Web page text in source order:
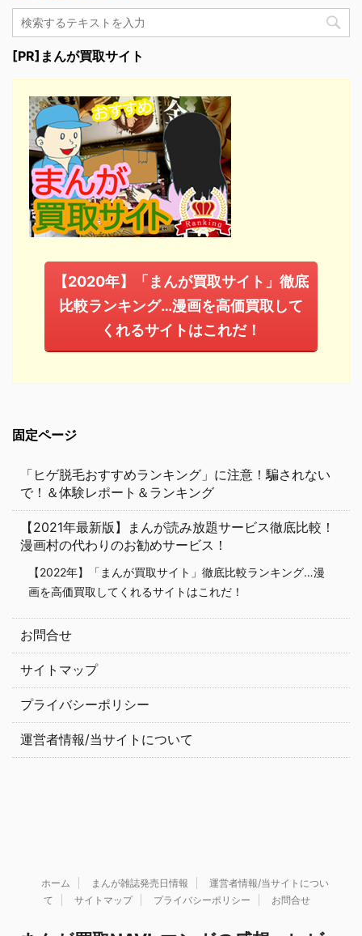
[PR]まんが買取サイト
【2020年】「まんが買取サイト」徹底
比較ランキング…漫画を高価買取して
くれるサイトはこれだ！
固定ページ
「ヒゲ脱毛おすすめランキング」に注意！騙されない
で！＆体験レポート＆ランキング
【2021年最新版】まんが読み放題サービス徹底比較！
漫画村の代わりのお勧めサービス！
【2022年】「まんが買取サイト」徹底比較ランキング…漫
画を高価買取してくれるサイトはこれだ！
お問合せ
サイトマップ
プライバシーポリシー
運営者情報/当サイトについて
ホーム まんが雑誌発売日情報
運営者情報/当サイトについ
て
サイトマップ プライバシーポリシー お問合せ